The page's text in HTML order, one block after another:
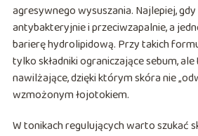
agresywnego wysuszania. Najlepiej, gdy
antybakteryjnie i przeciwzapalnie, a
barierę hydrolipidową. Przy takich
tylko składniki ograniczające sebum,
nawilżające, dzięki którym skóra nie
wzmożonym łojotokiem.
W tonikach regulujących warto szukać